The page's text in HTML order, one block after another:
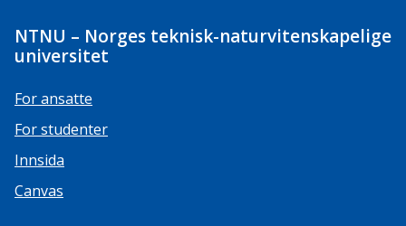
NTNU – Norges teknisk-naturvitenskapelige
universitet
For ansatte
For studenter
Innsida
Canvas